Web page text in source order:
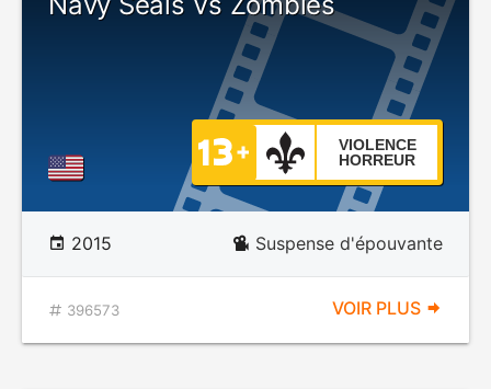
VIOLENCE
HORREUR
2015 Suspense d'épouvante
396573 VOIR PLUS